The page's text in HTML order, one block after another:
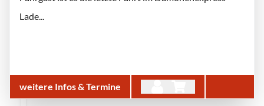
Lade...
weitere Infos & Termine